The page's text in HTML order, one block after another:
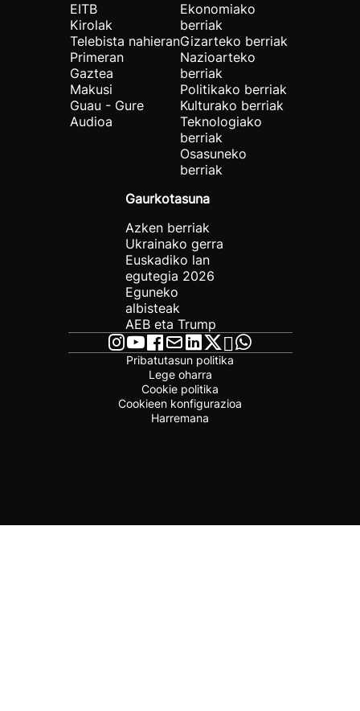
EITB
Kirolak
Telebista nahieran
Primeran
Gaztea
Makusi
Guau - Gure
Audioa
Ekonomiako
berriak
Gizarteko berriak
Nazioarteko
berriak
Politikako berriak
Kulturako berriak
Teknologiako
berriak
Osasuneko
berriak
Gaurkotasuna
Azken berriak
Ukrainako gerra
Euskadiko lan
egutegia 2026
Eguneko
albisteak
AEB eta Trump
Pribatutasun politika
Lege oharra
Cookie politika
Cookieen konfigurazioa
Harremana